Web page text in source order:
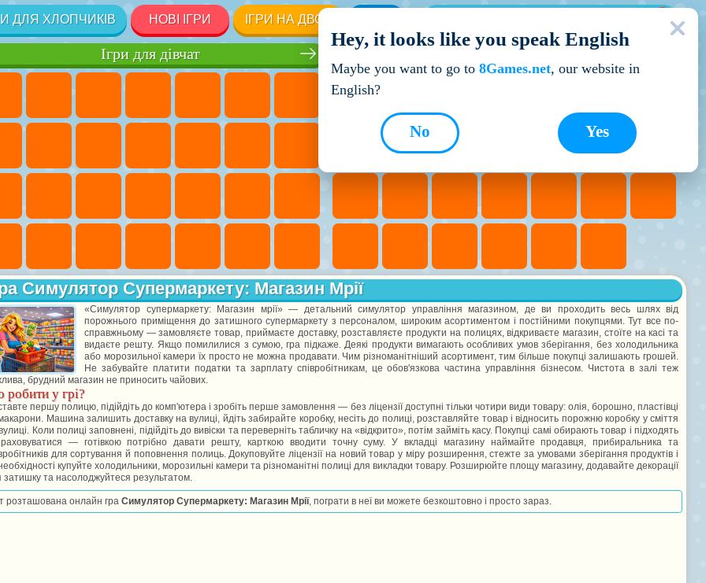
ДЛЯ ХЛОПЧИКІВ НОВІ ІГРИ ІГРИ НА ДВОХ
Кращі ігри
Ігри для дівчат
Симулятор Супермаркету: Магазин Мрії
«Симулятор супермаркету: Магазин мрії» — детальний симулятор управління магазином, де ви проходить весь шлях від
порожнього приміщення до затишного супермаркету з персоналом, широким асортиментом і постійними покупцями. Тут все по-
справжньому — замовляєте товар, приймаєте доставку, розставляєте продукти на полицях, відкриваєте магазин, стоїте на касі та
видаєте решту. Якщо помилилися з сумою, гра підкаже. Деякі продукти вимагають особливих умов зберігання, без холодильника
або морозильної камери їх просто не можна продавати. Чим різноманітніший асортимент, тим більше покупці залишають грошей.
Не забувайте платити податки та зарплату співробітникам, це обов'язкова частина управління бізнесом. Чистота в залі теж
брудний магазин не приносить чайових.
у грі?
першу полицю, підійдіть до комп'ютера і зробіть перше замовлення — без ліцензії доступні тільки чотири види товару: олія, борошно, пластівці
Машина залишить доставку на вулиці, йдіть забирайте коробку, несіть до полиці, розставляйте товар і відносить порожню коробку у сміття
Коли полиці заповнені, підійдіть до вивіски та переверніть табличку на «відкрито», потім займіть касу. Покупці самі обирають товар і підходять
— готівкою потрібно давати решту, карткою вводити точну суму. У вкладці магазину наймайте продавця, прибиральника та
для сортування й поповнення полиць. Докуповуйте ліцензії на новий товар у міру розширення, стежте за умовами зберігання продуктів і
купуйте холодильники, морозильні камери та різноманітні полиці для викладки товару. Розширюйте площу магазину, додавайте декорації
затишку та насолоджуйтеся результатом.
розташована онлайн гра Симулятор Супермаркету: Магазин Мрії, пограти в неї ви можете безкоштовно і просто зараз.
Hey, it looks like you speak English
Maybe you want to go to 8Games.net, our website in
English?
Yes
No